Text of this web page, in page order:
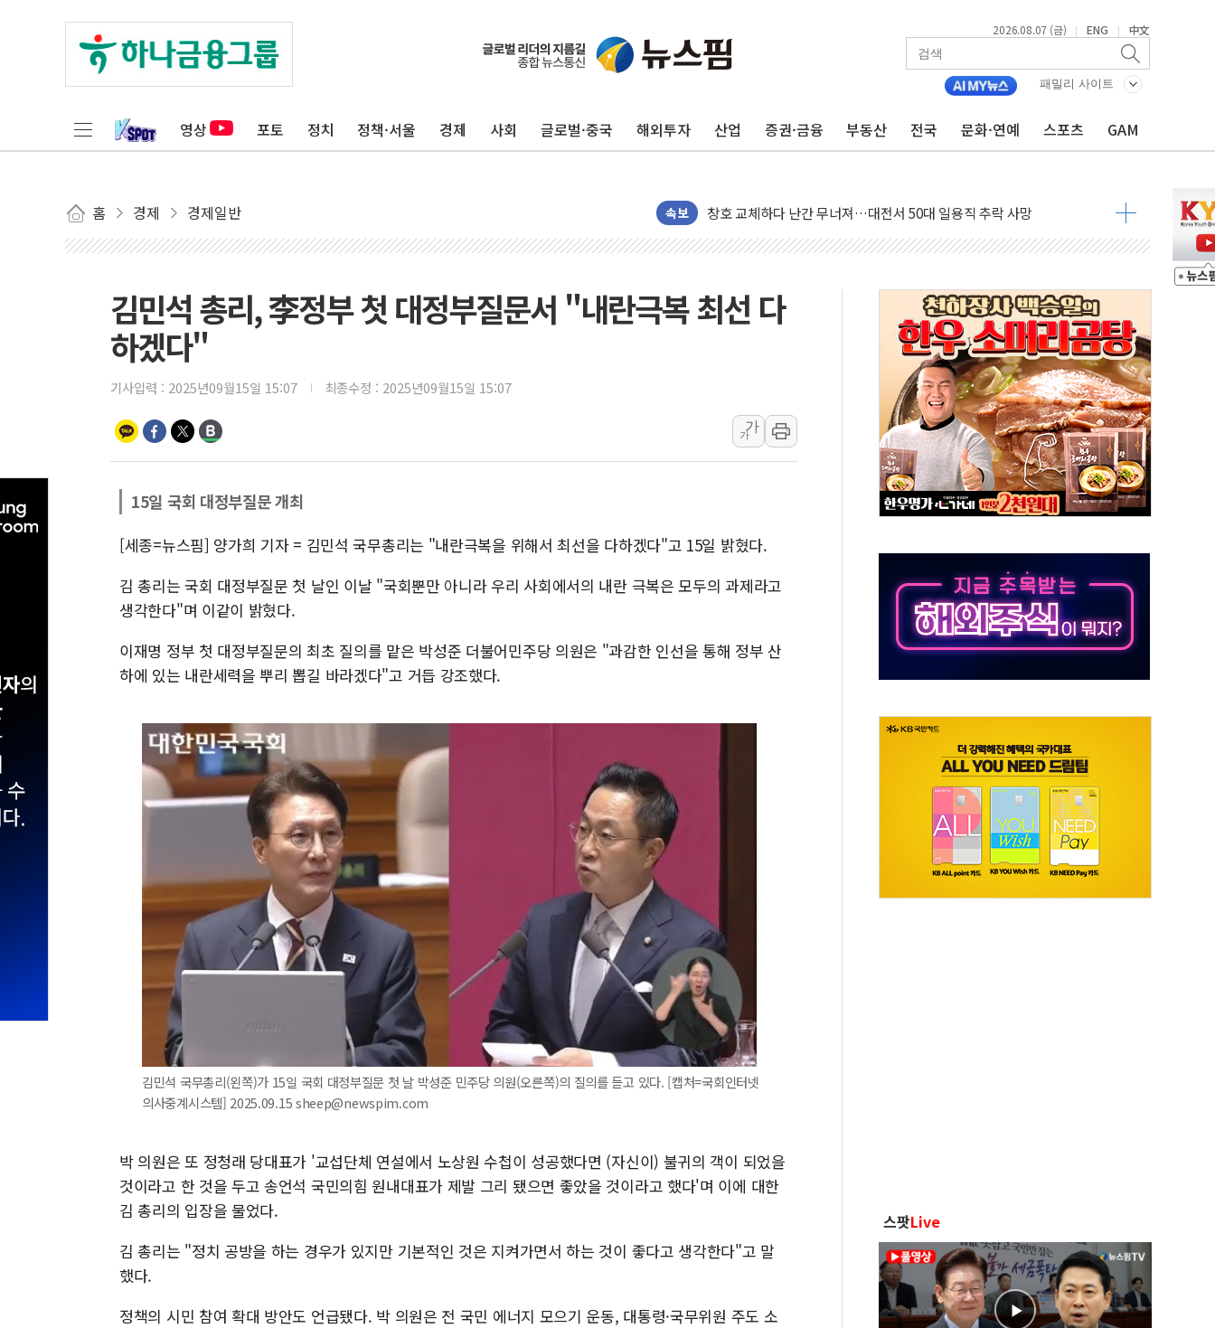
2026.08.07 (금) | ENG | 中文
패밀리 사이트
영상 포토 정치 정책·서울 경제 사회 글로벌·중국 해외투자 산업 증권·금융 부동산 전국 문화·연예 스포츠 GAM
홈 경제 경제일반 속보
"최대 2시간 앞서 침수 예측"…건설연, AI 위험기상 기술 개발
유니슨 "국내생산세액공제·인증제도 개선 수혜 기대"
장동혁 "규제와 대출 풀고 재개발·재건축 촉진하는 것이 부동산 정상화"
[속보] 종합특검, '尹 관저 이전 감사 무마' 유병호 감사위원 구속 기소
日, 4~6월 105조원 환시 개입...4월 말 '56조원' 사상 최대
오렌지플래닛 창업재단, 스타트업 지원 프로그램 성료
경찰, '300억대 사기 혐의' 차가원 대표 구속 송치
장동혁 "집값 올려놓고 국민만 잡아"
[속보] '해병 순직 책임' 임성근 전 사단장 항소심도 징역 3년 선고
부동산정책 정상화 특별위원회 전체회의서 발언하는 장동혁 대표
경찰, '강북구 오피스텔 살인' 50대 남성 구속 송치
"취약계층에 더 가혹한 여름"…구윤철, 쪽방촌 폭염 대응상황 점검
전국 그늘막 4만개 육박 7년 새 7배 늘었다...폭염 대책비는 8.6배 증가
美·日 환율공조에 유럽 패싱… '유로화 팔아 엔화 부양' 사후 통보만
에어프레미아, 호치민 노선 재개...3년 2개월 만
국민통합위, 정치 다양성 제고 특별 위원회 위촉장 수여식 및 1차 회의
티엠씨, 220억원 규모 美 전력 케이블 수주
김민석 총리, 李정부 첫 대정부질문서 "내란극복 최선 다
하겠다"
기사입력 : 2025년09월15일 15:07 최종수정 : 2025년09월15일 15:07
가
가
15일 국회 대정부질문 개최
[세종=뉴스핌] 양가희 기자 = 김민석 국무총리는 "내란극복을 위해서 최선을 다하겠다"고 15일 밝혔다.
김 총리는 국회 대정부질문 첫 날인 이날 "국회뿐만 아니라 우리 사회에서의 내란 극복은 모두의 과제라고
생각한다"며 이같이 밝혔다.
이재명 정부 첫 대정부질문의 최초 질의를 맡은 박성준 더불어민주당 의원은 "과감한 인선을 통해 정부 산
하에 있는 내란세력을 뿌리 뽑길 바라겠다"고 거듭 강조했다.
김민석 국무총리(왼쪽)가 15일 국회 대정부질문 첫 날 박성준 민주당 의원(오른쪽)의 질의를 듣고 있다. [캡처=국회인터넷
의사중계시스템] 2025.09.15 sheep@newspim.com
박 의원은 또 정청래 당대표가 '교섭단체 연설에서 노상원 수첩이 성공했다면 (자신이) 불귀의 객이 되었을
것이라고 한 것을 두고 송언석 국민의힘 원내대표가 제발 그리 됐으면 좋았을 것이라고 했다'며 이에 대한
김 총리의 입장을 물었다.
김 총리는 "정치 공방을 하는 경우가 있지만 기본적인 것은 지켜가면서 하는 것이 좋다고 생각한다"고 말
했다.
정책의 시민 참여 확대 방안도 언급됐다. 박 의원은 전 국민 에너지 모으기 운동, 대통령·국무위원 주도 소
스팟Live